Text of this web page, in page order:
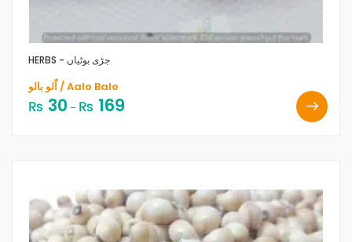
HERBS - جڑی بوٹیاں
اّلو بالو / Aalo Balo
₨ 30 – ₨ 169